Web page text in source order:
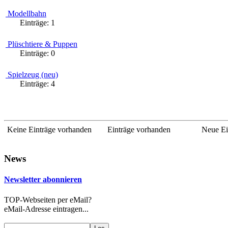
Modellbahn
Einträge: 1
Plüschtiere & Puppen
Einträge: 0
Spielzeug (neu)
Einträge: 4
Keine Einträge vorhanden Einträge vorhanden Neue
News
Newsletter abonnieren
TOP-Webseiten per eMail?
eMail-Adresse eintragen...